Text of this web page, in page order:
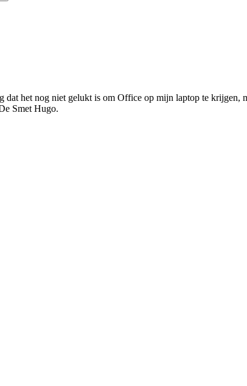
dat het nog niet gelukt is om Office op mijn laptop te
Smet Hugo.